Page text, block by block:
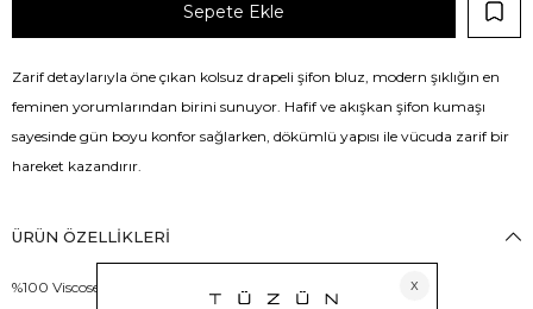
Zarif detaylarıyla öne çıkan kolsuz drapeli şifon bluz, modern şıklığın en
feminen yorumlarından birini sunuyor. Hafif ve akışkan şifon kumaşı
sayesinde gün boyu konfor sağlarken, dökümlü yapısı ile vücuda zarif bir
hareket kazandırır.
ÜRÜN ÖZELLIKLERI
%100 Viscose